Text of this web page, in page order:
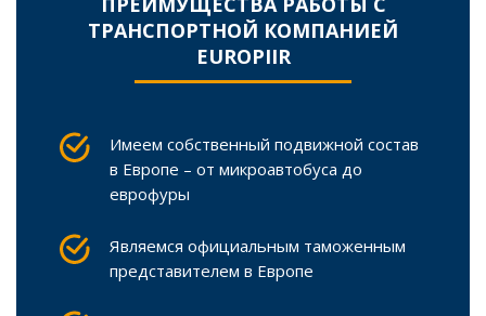
ТРАНСПОРТНОЙ КОМПАНИЕЙ
EUROPIIR
Имеем собственный подвижной состав
в Европе – от микроавтобуса до
еврофуры
Являемся официальным таможенным
представителем в Европе